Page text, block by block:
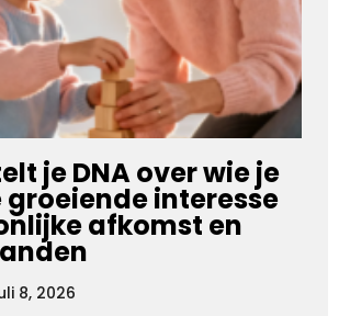
je DNA over wie je
groeiende interesse
afkomst en
8, 2026